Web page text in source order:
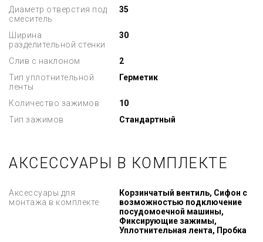
Диаметр отверстия под
смеситель
35
Ширина
разделительной стенки
30
Слив с наклоном
2
Тип уплотнительной
ленты
Герметик
Количество зажимов
10
Тип зажимов
Стандартный
АКСЕССУАРЫ В КОМПЛЕКТЕ
Аксессуары для
монтажа в комплекте
Корзинчатый вентиль, Сифон с
возможностью подключение
посудомоечной машины,
Фиксирующие зажимы,
Уплотнительная лента, Пробка